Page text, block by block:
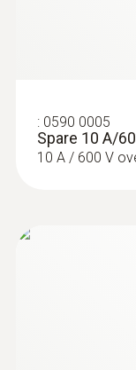
: 0590 0005
Spare 10 A/
10 A / 600 V